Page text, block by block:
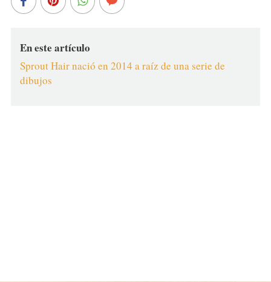
En este artículo
Sprout Hair nació en 2014 a raíz de una serie de
dibujos